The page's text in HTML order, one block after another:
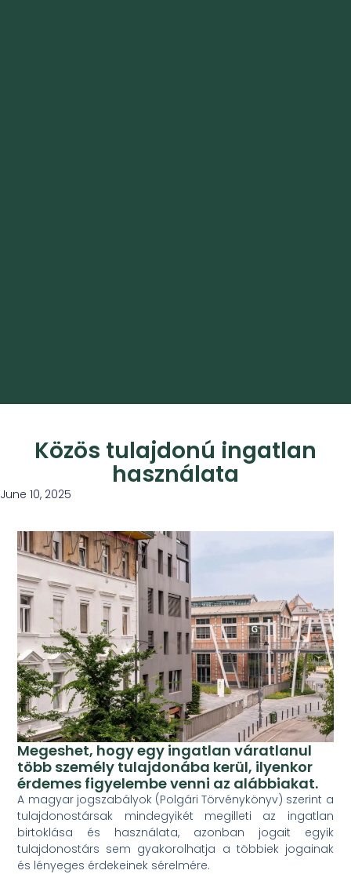
Közös tulajdonú ingatlan
használata
June 10, 2025
Megeshet, hogy egy ingatlan váratlanul
több személy tulajdonába kerül, ilyenkor
érdemes figyelembe venni az alábbiakat.
A magyar jogszabályok (Polgári Törvénykönyv) szerint a
tulajdonostársak mindegyikét megilleti az ingatlan
birtoklása és használata, azonban jogait egyik
tulajdonostárs sem gyakorolhatja a többiek jogainak
és lényeges érdekeinek sérelmére.